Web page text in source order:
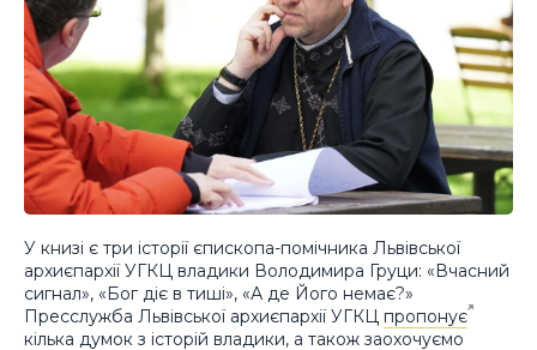
У книзі є три історії єпископа-помічника Львівської
архиєпархії УГКЦ владики Володимира Груци: «Вчасний
сигнал», «Бог діє в тиші», «А де Його немає?»
Пресслужба Львівської архиєпархії УГКЦ пропонує
кілька думок з історій владики, а також заохочуємо